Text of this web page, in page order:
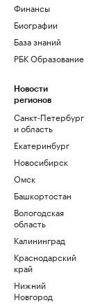
Финансы
Биографии
База знаний
РБК Образование
Новости
регионов
Санкт-Петербург
и область
Екатеринбург
Новосибирск
Омск
Башкортостан
Вологодская
область
Калининград
Краснодарский
край
Нижний
Новгород